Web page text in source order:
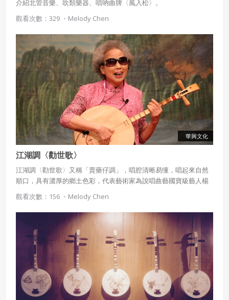
介紹北管音樂、吹類樂器、嗩吶曲牌〈風入松〉。
觀看次數：329 ・ Melody Chen
華興文化
江湖調〈勸世歌〉
江湖調〈勸世歌〉又稱「賣藥仔調」，唱腔清晰易懂，唱起來自然
順口，具有濃厚的鄉土色彩，代表藝術家為說唱曲藝國寶級藝人楊
秀卿。
觀看次數：156 ・ Melody Chen